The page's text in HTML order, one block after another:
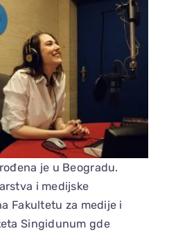
je u Beogradu.
i medijske
Fakultetu za medije i
Singidunum gde